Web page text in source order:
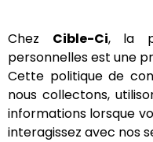
Chez Cible-Ci, la
personnelles est une
Cette politique de
nous collectons,
informations lorsque
interagissez avec nos